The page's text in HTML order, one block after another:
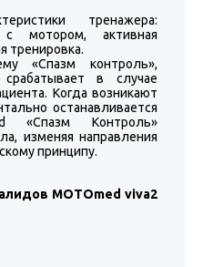
тренажера:
с мотором, активная
тренировка.
«Спазм контроль»,
срабатывает в случае
Когда возникают
останавливается
«Спазм Контроль»
изменяя направления
принципу.
MOTOmed viva2